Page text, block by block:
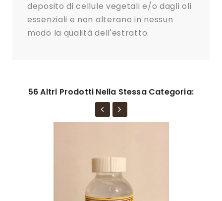
deposito di cellule vegetali e/o dagli oli
essenziali e non alterano in nessun
modo la qualità dell'estratto.
56 Altri Prodotti Nella Stessa Categoria: